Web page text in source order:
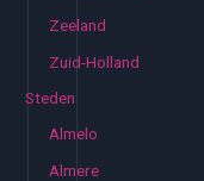
Zeeland
Zuid-Holland
Steden
Almelo
Almere